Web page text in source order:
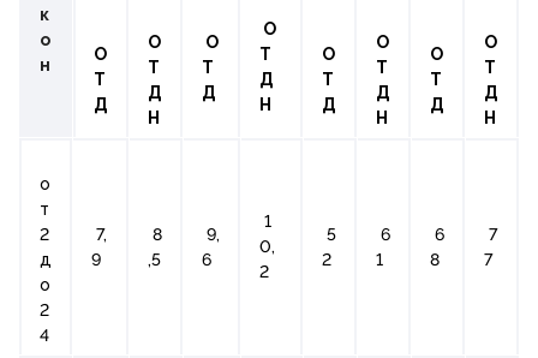
к
о
н
О
Т
Д
О
Т
Д
Н
О
Т
Д
О
Т
Д
Н
О
Т
Д
О
Т
Д
Н
О
Т
Д
О
Т
Д
Н
о
т
2
д
о
2
4
7,
9
8
,5
9,
6
1
0,
2
5
2
6
1
6
8
7
7